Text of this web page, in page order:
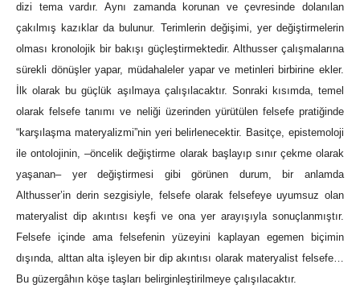
dizi tema vardır. Aynı zamanda korunan ve çevresinde dolanılan
çakılmış kazıklar da bulunur. Terimlerin değişimi, yer değiştirmelerin
olması kronolojik bir bakışı güçleştirmektedir. Althusser çalışmalarına
sürekli dönüşler yapar, müdahaleler yapar ve metinleri birbirine ekler.
İlk olarak bu güçlük aşılmaya çalışılacaktır. Sonraki kısımda, temel
olarak felsefe tanımı ve neliği üzerinden yürütülen felsefe pratiğinde
“karşılaşma materyalizmi”nin yeri belirlenecektir. Basitçe, epistemoloji
ile ontolojinin, –öncelik değiştirme olarak başlayıp sınır çekme olarak
yaşanan‒ yer değiştirmesi gibi görünen durum, bir anlamda
Althusser’in derin sezgisiyle, felsefe olarak felsefeye uyumsuz olan
materyalist dip akıntısı keşfi ve ona yer arayışıyla sonuçlanmıştır.
Felsefe içinde ama felsefenin yüzeyini kaplayan egemen biçimin
dışında, alttan alta işleyen bir dip akıntısı olarak materyalist felsefe…
Bu güzergâhın köşe taşları belirginleştirilmeye çalışılacaktır.